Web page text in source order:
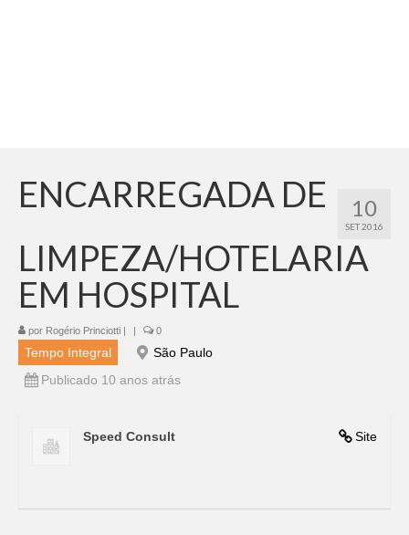
10
SET 2016
ENCARREGADA DE
LIMPEZA/HOTELARIA
EM HOSPITAL
por Rogério Princiotti | | 0
Tempo Integral
São Paulo
Publicado 10 anos atrás
Site
Speed Consult